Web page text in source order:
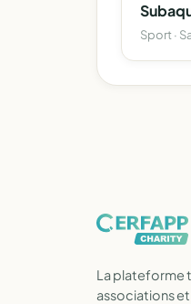
Sport ·
La plateforme
associations